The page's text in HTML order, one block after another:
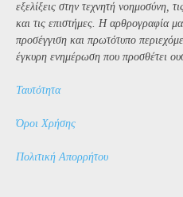
εξελίξεις στην τεχνητή νοημοσύνη,
και τις επιστήμες. Η αρθρογραφία
προσέγγιση και πρωτότυπο
έγκυρη ενημέρωση που προσθέτει
Ταυτότητα
Όροι Χρήσης
Πολιτική Απορρήτου